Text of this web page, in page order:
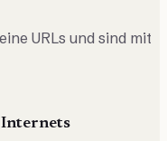
URLs und sind mit
Internets